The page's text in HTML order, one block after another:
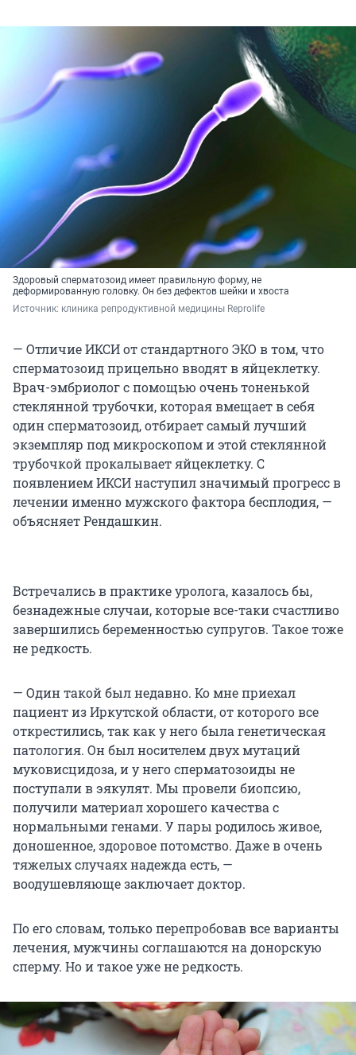
Здоровый сперматозоид имеет правильную форму, не
деформированную головку. Он без дефектов шейки и хвоста
Источник: клиника репродуктивной медицины Reprolife
— Отличие ИКСИ от стандартного ЭКО в том, что
сперматозоид прицельно вводят в яйцеклетку.
Врач-эмбриолог с помощью очень тоненькой
стеклянной трубочки, которая вмещает в себя
один сперматозоид, отбирает самый лучший
экземпляр под микроскопом и этой стеклянной
трубочкой прокалывает яйцеклетку. С
появлением ИКСИ наступил значимый прогресс в
лечении именно мужского фактора бесплодия, —
объясняет Рендашкин.
Встречались в практике уролога, казалось бы,
безнадежные случаи, которые все-таки счастливо
завершились беременностью супругов. Такое тоже
не редкость.
— Один такой был недавно. Ко мне приехал
пациент из Иркутской области, от которого все
открестились, так как у него была генетическая
патология. Он был носителем двух мутаций
муковисцидоза, и у него сперматозоиды не
поступали в эякулят. Мы провели биопсию,
получили материал хорошего качества с
нормальными генами. У пары родилось живое,
доношенное, здоровое потомство. Даже в очень
тяжелых случаях надежда есть, —
воодушевляюще заключает доктор.
По его словам, только перепробовав все варианты
лечения, мужчины соглашаются на донорскую
сперму. Но и такое уже не редкость.